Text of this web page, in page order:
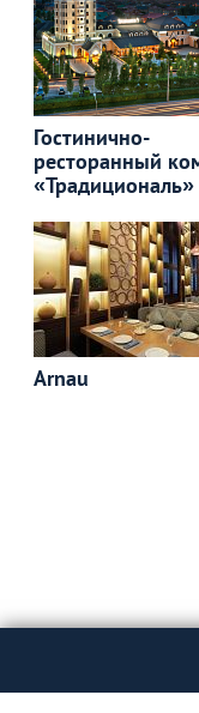
Гостинично-
ресторанный
«Традициональ»
Arnau